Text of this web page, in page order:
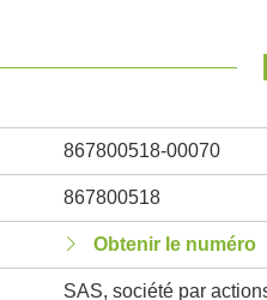
867800518-00070
867800518
Obtenir le numéro
SAS, société par